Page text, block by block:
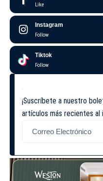
Like
Instagram
Follow
Tiktok
Follow
¡Suscríbete a nuestro
artículos más recientes al